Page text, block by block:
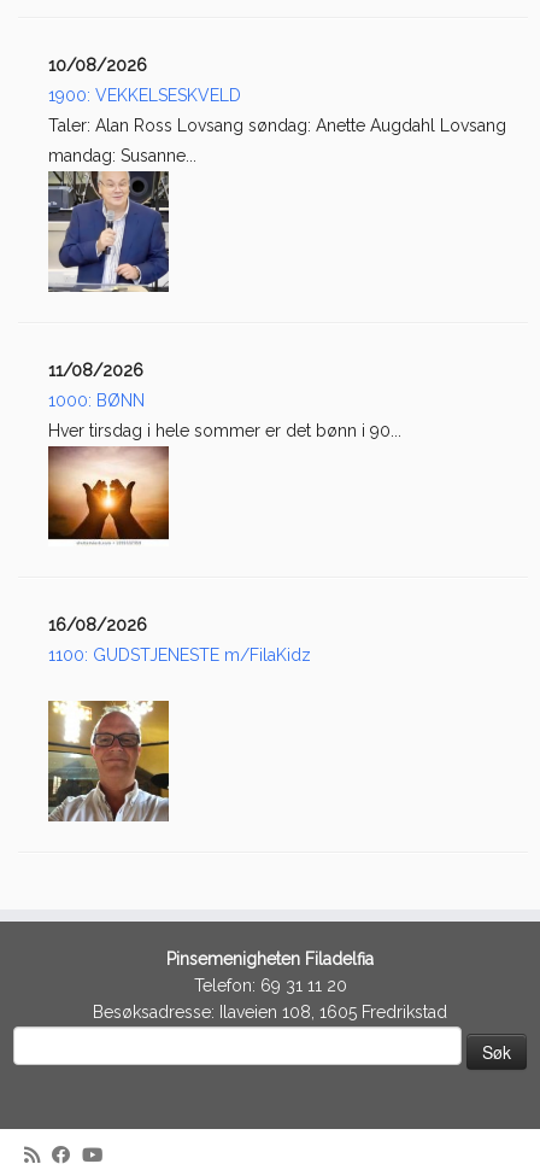
10/08/2026
1900: VEKKELSESKVELD
Taler: Alan Ross Lovsang søndag: Anette Augdahl Lovsang
mandag: Susanne...
11/08/2026
1000: BØNN
Hver tirsdag i hele sommer er det bønn i 90...
16/08/2026
1100: GUDSTJENESTE m/FilaKidz
Pinsemenigheten Filadelfia
Telefon: 69 31 11 20
Besøksadresse: Ilaveien 108, 1605 Fredrikstad
etter: